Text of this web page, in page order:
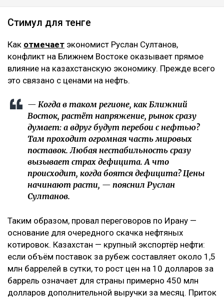
Стимул для тенге
Как отмечает экономист Руслан Султанов,
конфликт на Ближнем Востоке оказывает прямое
влияние на казахстанскую экономику. Прежде всего
это связано с ценами на нефть.
— Когда в таком регионе, как Ближний
Восток, растёт напряжение, рынок сразу
думает: а вдруг будут перебои с нефтью?
Там проходит огромная часть мировых
поставок. Любая нестабильность сразу
вызывает страх дефицита. А что
происходит, когда боятся дефицита? Цены
начинают расти, — пояснил Руслан
Султанов.
Таким образом, провал переговоров по Ирану —
основание для очередного скачка нефтяных
котировок. Казахстан — крупный экспортёр нефти:
если объём поставок за рубеж составляет около 1,5
млн баррелей в сутки, то рост цен на 10 долларов за
баррель означает для страны примерно 450 млн
долларов дополнительной выручки за месяц. Приток